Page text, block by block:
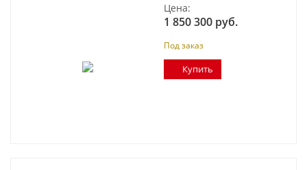
Цена:
1 850 300 руб.
Под заказ
Купить